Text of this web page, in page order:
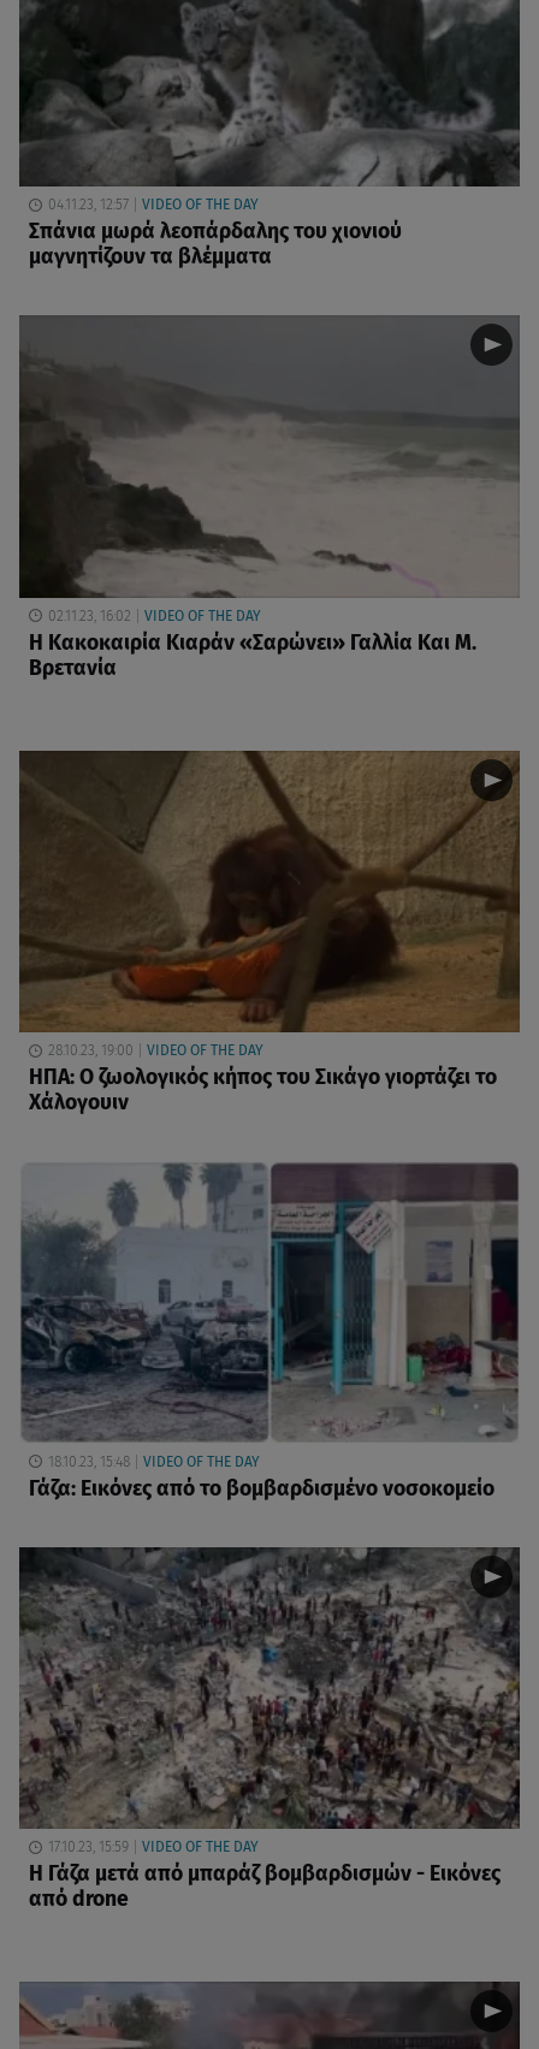
04.11.23, 12:57 VIDEO OF THE DAY
Σπάνια μωρά λεοπάρδαλης του χιονιού
μαγνητίζουν τα βλέμματα
02.11.23, 16:02 VIDEO OF THE DAY
Η Κακοκαιρία Κιαράν «Σαρώνει» Γαλλία Και Μ.
Βρετανία
28.10.23, 19:00 VIDEO OF THE DAY
ΗΠΑ: Ο ζωολογικός κήπος του Σικάγο γιορτάζει το
Χάλογουιν
18.10.23, 15:48 VIDEO OF THE DAY
Γάζα: Εικόνες από το βομβαρδισμένο νοσοκομείο
17.10.23, 15:59 VIDEO OF THE DAY
Η Γάζα μετά από μπαράζ βομβαρδισμών - Εικόνες
από drone